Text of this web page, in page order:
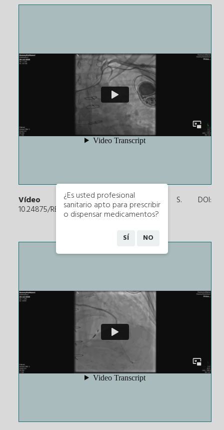
Vídeo 1. Chun Hui Wong S. DOI:
10.24875/RECIC.M25000551
¿Es usted profesional
sanitario apto para prescribir
o dispensar medicamentos?
SÍ NO